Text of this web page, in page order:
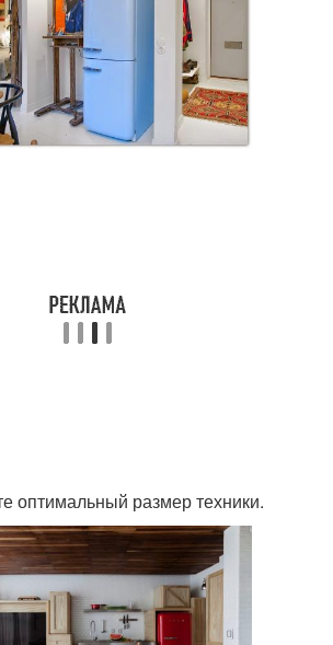
оптимальный размер техники.